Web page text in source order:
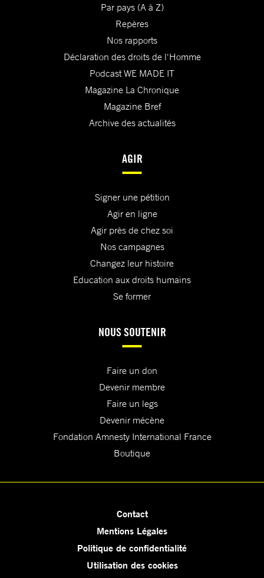
Par pays (A à Z)
Repères
Nos rapports
Déclaration des droits de l'Homme
Podcast WE MADE IT
Magazine La Chronique
Magazine Bref
Archive des actualités
AGIR
Signer une pétition
Agir en ligne
Agir près de chez soi
Nos campagnes
Changez leur histoire
Education aux droits humains
Se former
NOUS SOUTENIR
Faire un don
Devenir membre
Faire un legs
Devenir mécène
Fondation Amnesty International France
Boutique
Contact
Mentions Légales
Politique de confidentialité
Utilisation des cookies